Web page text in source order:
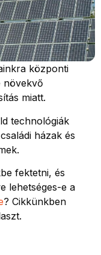
központi
növekvő
miatt.
technológiák
házak és
fektetni, és
lehetséges-e a
? Cikkünkben